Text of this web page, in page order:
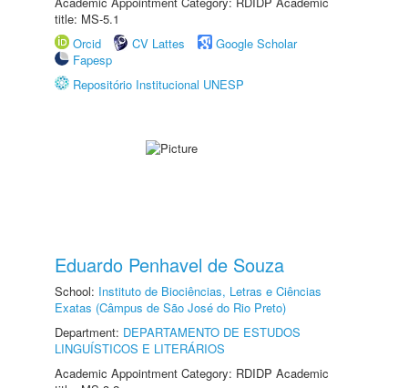
title: MS-5.1
Orcid
CV Lattes
Google Scholar
Fapesp
Repositório Institucional UNESP
Eduardo Penhavel de Souza
School: Instituto de Biociências, Letras e Ciências
Exatas (Câmpus de São José do Rio Preto)
Department: DEPARTAMENTO DE ESTUDOS
LINGUÍSTICOS E LITERÁRIOS
Academic Appointment Category: RDIDP Academic